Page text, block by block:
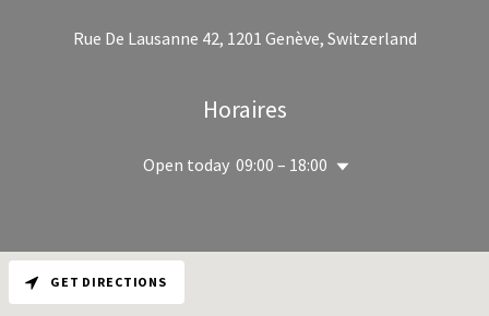
Rue De Lausanne 42, 1201 Genève, Switzerland
Horaires
Open today 09:00 – 18:00
GET DIRECTIONS